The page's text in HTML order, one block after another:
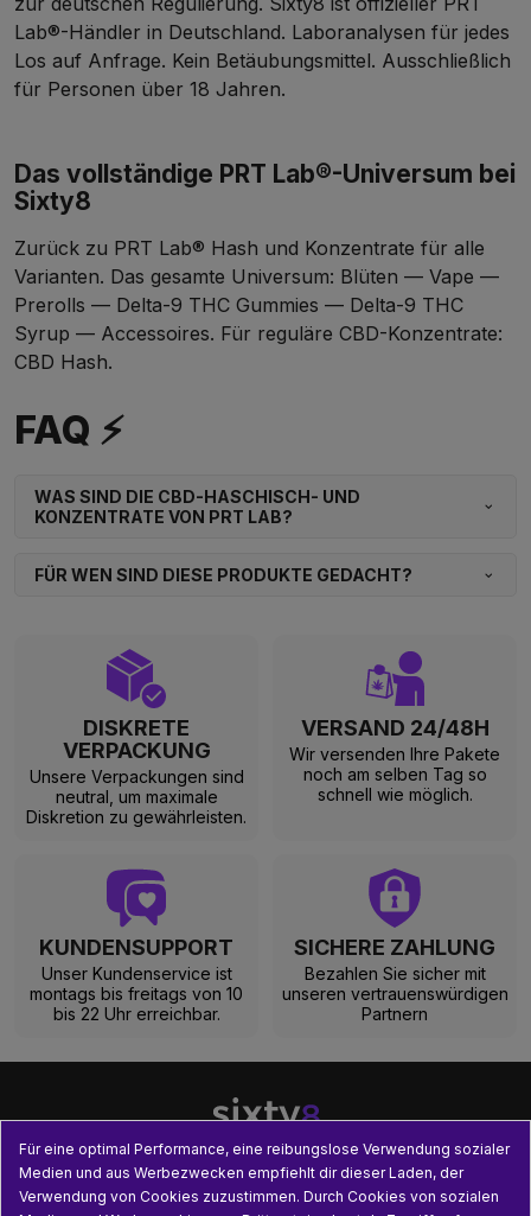
Lab®-Händler in Deutschland. Laboranalysen für jedes
Los auf Anfrage. Kein Betäubungsmittel. Ausschließlich
für Personen über 18 Jahren.
Das vollständige PRT Lab®-Universum bei
Sixty8
Zurück zu PRT Lab® Hash und Konzentrate für alle
Varianten. Das gesamte Universum: Blüten — Vape —
Prerolls — Delta-9 THC Gummies — Delta-9 THC
Syrup — Accessoires. Für reguläre CBD-Konzentrate:
CBD Hash.
FAQ ⚡
WAS SIND DIE CBD-HASCHISCH- UND
KONZENTRATE VON PRT LAB?
FÜR WEN SIND DIESE PRODUKTE GEDACHT?
DISKRETE
VERPACKUNG
Unsere Verpackungen sind
neutral, um maximale
Diskretion zu gewährleisten.
VERSAND 24/48H
Wir versenden Ihre Pakete
noch am selben Tag so
schnell wie möglich.
KUNDENSUPPORT
Unser Kundenservice ist
montags bis freitags von 10
bis 22 Uhr erreichbar.
SICHERE ZAHLUNG
Bezahlen Sie sicher mit
unseren vertrauenswürdigen
Partnern
UNSERE PRODUKTE 
Für eine optimal Performance, eine reibungslose Verwendung sozialer
Medien und aus Werbezwecken empfiehlt dir dieser Laden, der
Verwendung von Cookies zuzustimmen. Durch Cookies von sozialen